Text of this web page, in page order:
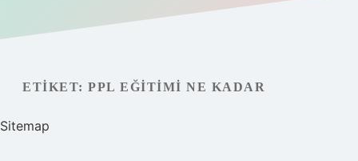
Hakkımızda
ETIKET: PPL EĞITIMI NE KADAR
Sitemap